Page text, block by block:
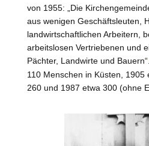
von 1955: „Die
aus wenigen Geschäftsleuten,
landwirtschaftlichen Arbeitern,
arbeitslosen Vertriebenen und
Pächter, Landwirte und Bauern“.
110 Menschen in Küsten, 1905
260 und 1987 etwa 300 (ohne